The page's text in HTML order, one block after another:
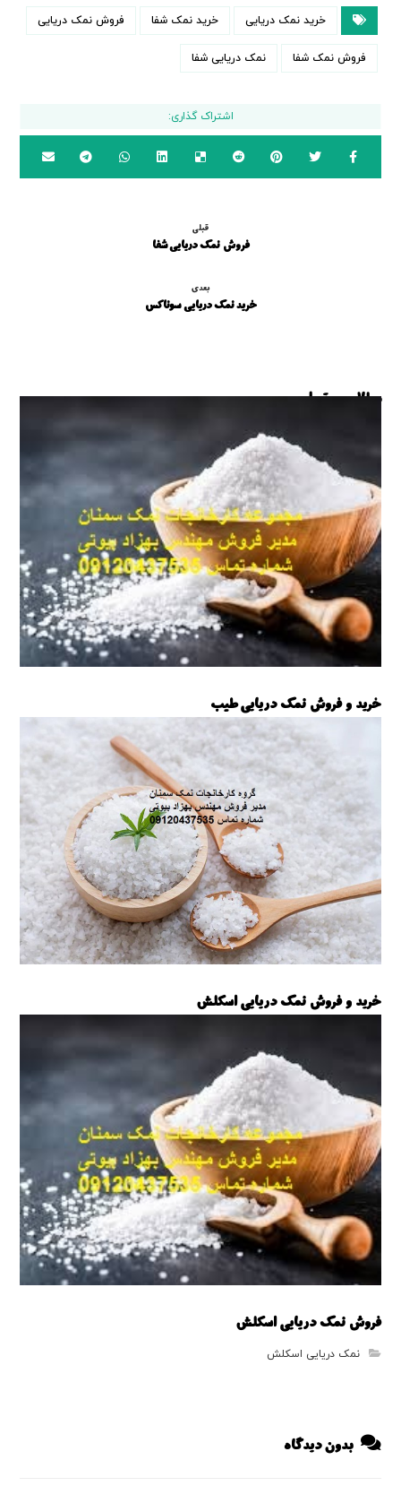
خرید نمک دریایی خرید نمک شفا فروش نمک دریایی
فروش نمک شفا نمک دریایی شفا
قبلی
فروش نمک دریایی شفا
بعدی
خرید نمک دریایی سوناکس
مطالب مرتبط ...
خرید و فروش نمک دریایی طیب
نمک دریایی طیب
خرید و فروش نمک دریایی اسکلش
فروش نمک دریایی اسکلش
نمک دریایی اسکلش
بدون دیدگاه